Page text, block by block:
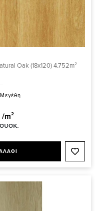
Oak (18x120) 4.752m²
m²